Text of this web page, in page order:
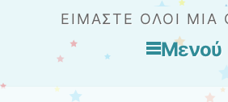
ΕΊΜΑΣΤΕ ΌΛΟΙ ΜΊΑ
Μενού